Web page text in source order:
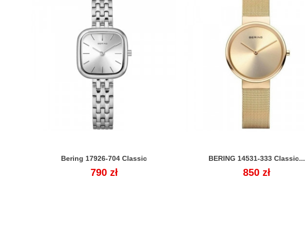
Bering 17926-704 Classic
Cena
790 zł
 BERING 14531-333 Classic...
Cena
850 zł
